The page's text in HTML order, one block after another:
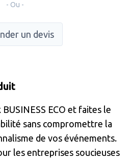
- Ou -
un devis
ECO et faites le
sans compromettre la
de vos événements.
les entreprises soucieuses